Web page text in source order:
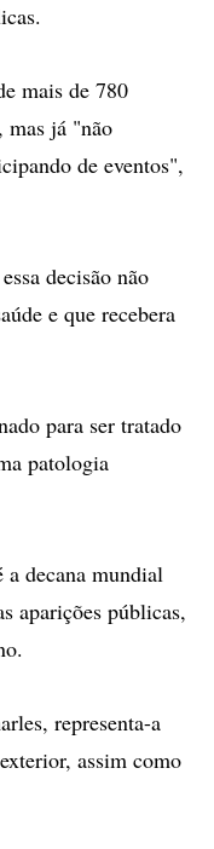
mais de 780
mas já "não
de eventos",
decisão não
e que recebera
para ser tratado
patologia
decana mundial
aparições públicas,
representa-a
assim como